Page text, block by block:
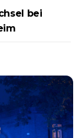
bei